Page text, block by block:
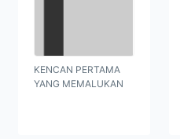
KENCAN PERTAMA
YANG MEMALUKAN